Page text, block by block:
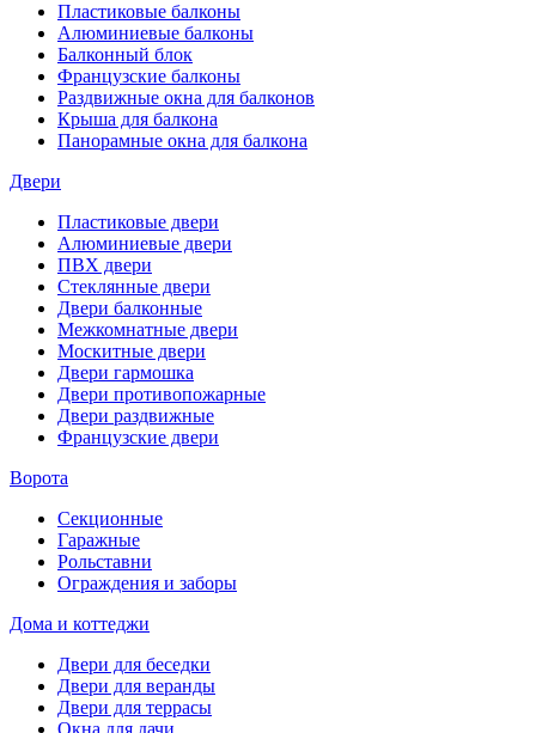
Пластиковые балконы
Алюминиевые балконы
Балконный блок
Французские балконы
Раздвижные окна для балконов
Крыша для балкона
Панорамные окна для балкона
Двери
Пластиковые двери
Алюминиевые двери
ПВХ двери
Стеклянные двери
Двери балконные
Межкомнатные двери
Москитные двери
Двери гармошка
Двери противопожарные
Двери раздвижные
Французские двери
Ворота
Секционные
Гаражные
Рольставни
Ограждения и заборы
Дома и коттеджи
Двери для беседки
Двери для веранды
Двери для террасы